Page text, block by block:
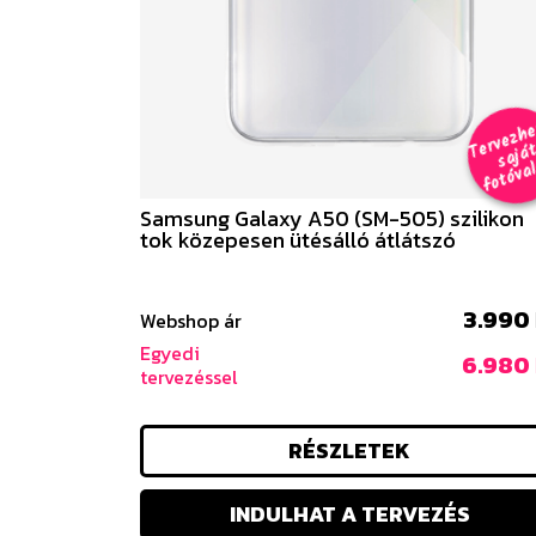
T
t
al
Samsung Galaxy A50 (SM-505) szilikon
tok közepesen ütésálló átlátszó
Webshop ár 3.990
Egyedi
tervezéssel
6.980
RÉSZLETEK
INDULHAT A TERVEZÉS